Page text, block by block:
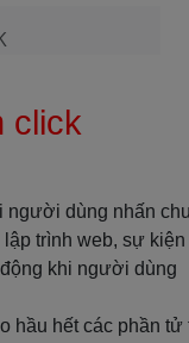
click
người dùng nhấn
lập trình web, sự
khi người dùng
hầu hết các phần tử